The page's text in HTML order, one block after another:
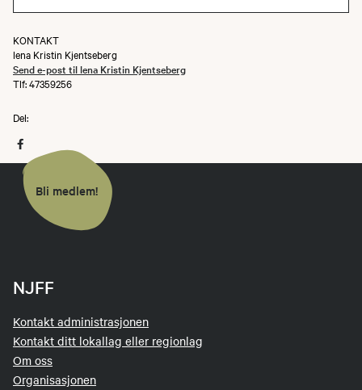
KONTAKT
lena Kristin Kjentseberg
Send e-post til lena Kristin Kjentseberg
Tlf: 47359256
Del:
Bli medlem!
NJFF
Kontakt administrasjonen
Kontakt ditt lokallag eller regionlag
Om oss
Organisasjonen